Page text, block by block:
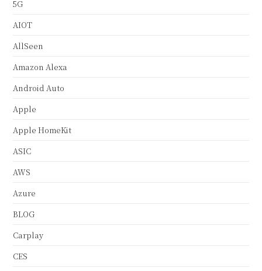
5G
AIOT
AllSeen
Amazon Alexa
Android Auto
Apple
Apple HomeKit
ASIC
AWS
Azure
BLOG
Carplay
CES